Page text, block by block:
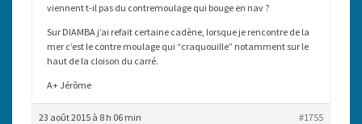
viennent t-il pas du contremoulage qui bouge en nav ?
Sur DIAMBA j’ai refait certaine cadène, lorsque je rencontre de la
mer c’est le contre moulage qui “craquouille” notamment sur le
haut de la cloison du carré.
A+ Jérôme
23 août 2015 à 8 h 06 min #1755